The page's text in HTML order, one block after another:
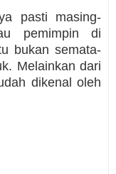
pasti masing-
pemimpin di
bukan semata-
Melainkan dari
dikenal oleh